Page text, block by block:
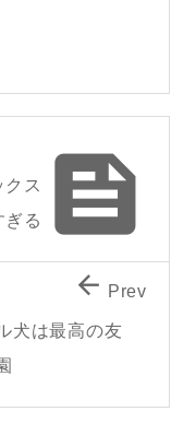

ス
る
犬は最高の友
 Prev